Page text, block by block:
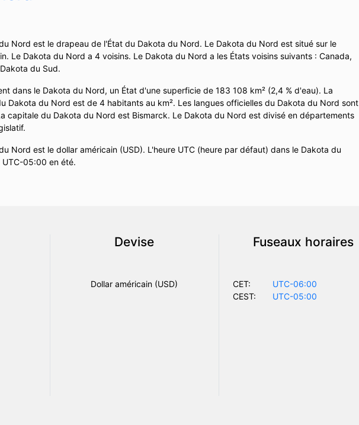
Nord est le drapeau de l'État du Dakota du Nord. Le Dakota du Nord est situé sur le
Le Dakota du Nord a 4 voisins. Le Dakota du Nord a les États voisins suivants : Canada,
du Sud.
dans le Dakota du Nord, un État d'une superficie de 183 108 km² (2,4 % d'eau). La
Dakota du Nord est de 4 habitants au km². Les langues officielles du Dakota du Nord sont
capitale du Dakota du Nord est Bismarck. Le Dakota du Nord est divisé en départements
Nord est le dollar américain (USD). L'heure UTC (heure par défaut) dans le Dakota du
05:00 en été.
Devise
Dollar américain (USD)
Fuseaux horaires
CET:
UTC-06:00
CEST:
UTC-05:00